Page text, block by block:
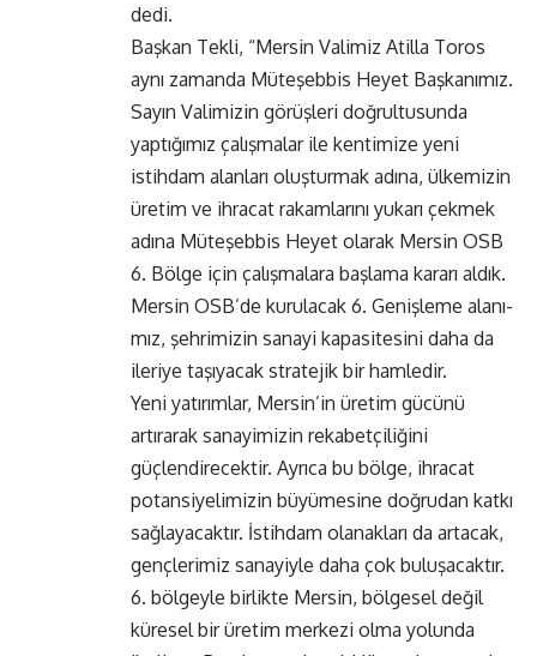
dedi.
Başkan Tekli, “Mersin Valimiz Atilla Toros
aynı zamanda Mü­teşebbis Heyet Başkanımız.
Sa­yın Valimizin görüşleri doğrul­tusunda
yaptığımız çalışmalar ile kentimize yeni
istihdam alan­ları oluşturmak adına, ülkemi­zin
üretim ve ihracat rakamla­rını yukarı çekmek
adına Müte­şebbis Heyet olarak Mersin OSB
6. Bölge için çalışmalara başla­ma kararı aldık.
Mersin OSB’de kurulacak 6. Genişleme alanı­
mız, şehrimizin sanayi kapasi­tesini daha da
ileriye taşıyacak stratejik bir hamledir.
Yeni yatı­rımlar, Mersin’in üretim gücünü
artırarak sanayimizin rekabet­çiliğini
güçlendirecektir. Ayrıca bu bölge, ihracat
potansiyelimi­zin büyümesine doğrudan katkı
sağlayacaktır. İstihdam olanak­ları da artacak,
gençlerimiz sa­nayiyle daha çok buluşacaktır.
6. bölgeyle birlikte Mersin, bölge­sel değil
küresel bir üretim mer­kezi olma yolunda